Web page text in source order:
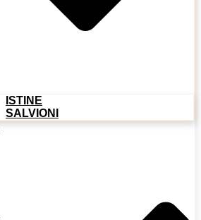
ISTINE
SALVIONI